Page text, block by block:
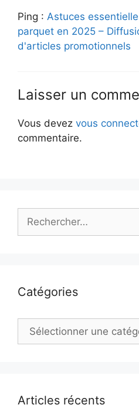
Ping : Astuces
parquet en 2025 –
d'articles promotionnels
Laisser un
Vous devez vous
commentaire.
Catégories
Catégories
Articles récents